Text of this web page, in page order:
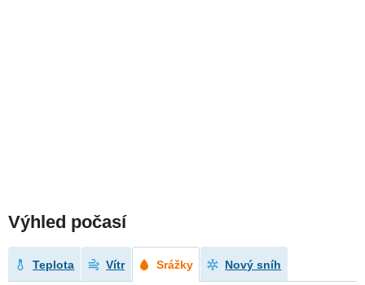
Výhled počasí
Teplota Vítr Srážky Nový sníh